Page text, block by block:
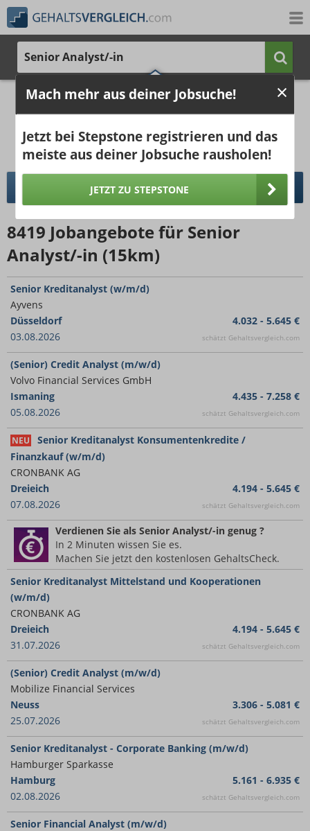
Ergebnisse verbessern -
jetzt Ort hinzufügen!
Ort hinzufügen
Senior Analyst/-in
4.416 € 7.031 €
Bruttogehalt bei 40 Wochenstunden.
pro Jahr pro Monat
DETAILLIERTER GEHALTSVERGLEICH
8419 Jobangebotefür Senior
Analyst/-in (15km)
Senior Kreditanalyst (w/m/d)
Ayvens
Düsseldorf
03.08.2026
4.032 - 5.645 €
schätzt Gehaltsvergleich.com
(Senior) Credit Analyst (m/w/d)
Volvo Financial Services GmbH
Ismaning
05.08.2026
4.435 - 7.258 €
schätzt Gehaltsvergleich.com
NEU
Senior Kreditanalyst Konsumentenkredite /
Finanzkauf (w/m/d)
CRONBANK AG
Dreieich
07.08.2026
4.194 - 5.645 €
schätzt Gehaltsvergleich.com
Verdienen Sie als Senior Analyst/-in genug ?
In 2 Minuten wissen Sie es.
Machen Sie jetzt den kostenlosen GehaltsCheck.
Senior Kreditanalyst Mittelstand und Kooperationen
(w/m/d)
CRONBANK AG
Dreieich
31.07.2026
4.194 - 5.645 €
schätzt Gehaltsvergleich.com
(Senior) Credit Analyst (m/w/d)
Mobilize Financial Services
Neuss
25.07.2026
3.306 - 5.081 €
schätzt Gehaltsvergleich.com
Senior Kreditanalyst - Corporate Banking (m/w/d)
Hamburger Sparkasse
Hamburg
02.08.2026
5.161 - 6.935 €
schätzt Gehaltsvergleich.com
Senior Financial Analyst (m/w/d)
Mach mehr aus deiner Jobsuche!
Jetzt bei Stepstone registrieren und das
meiste aus deiner Jobsuche rausholen!
JETZT ZU STEPSTONE